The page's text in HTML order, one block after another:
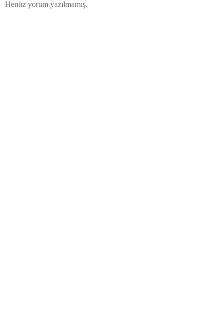
Henüz yorum yazılmamış.